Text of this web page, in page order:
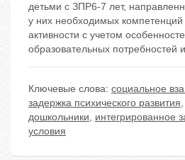
детьми с ЗПР6-7 лет,
у них необходимых компетенций
активности с учетом
образовательных потребностей
Ключевые слова: социальное
задержка психического развития,
дошкольники, интегрированное
условия